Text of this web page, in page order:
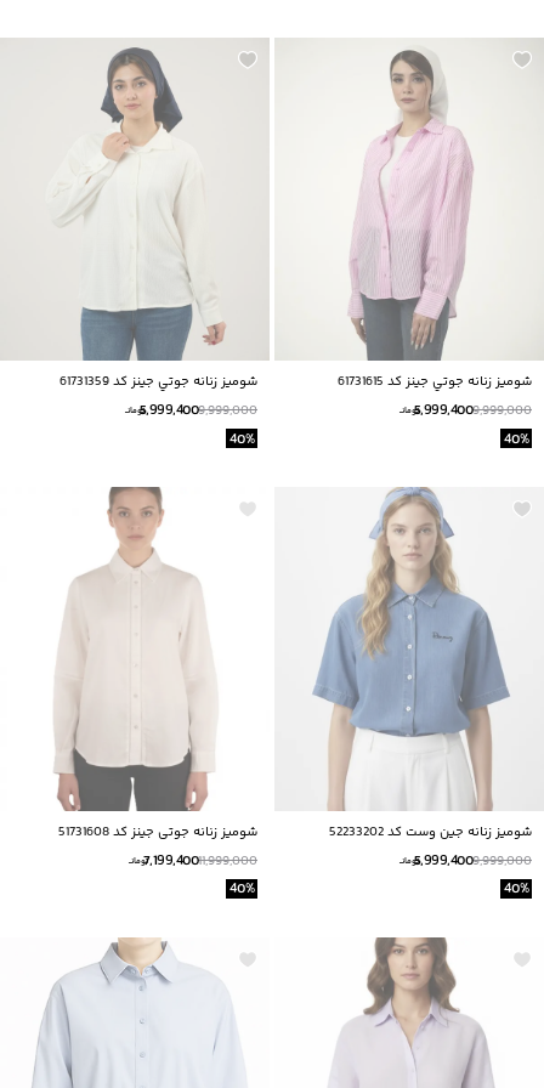
شوميز زنانه جوتي جينز كد 61731615
9,999,000
5,999,400تومانــ
40%
شوميز زنانه جوتي جينز كد 61731359
9,999,000
5,999,400تومانــ
40%
شوميز زنانه جين وست كد 52233202
9,999,000
5,999,400تومانــ
40%
شومیز زنانه جوتی جینز کد 51731608
11,999,000
7,199,400تومانــ
40%